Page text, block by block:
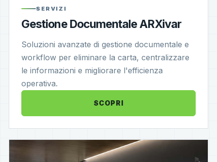
SERVIZI
Gestione Documentale ARXivar
Soluzioni avanzate di gestione documentale e
workflow per eliminare la carta, centralizzare
le informazioni e migliorare l'efficienza
operativa.
SCOPRI